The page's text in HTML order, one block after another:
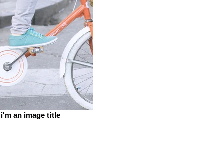
i'm an image title